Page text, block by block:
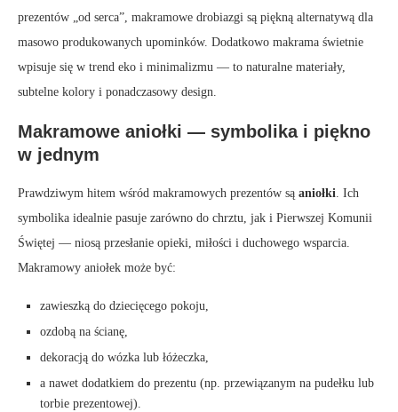
prezentów „od serca”, makramowe drobiazgi są piękną alternatywą dla
masowo produkowanych upominków. Dodatkowo makrama świetnie
wpisuje się w trend eko i minimalizmu — to naturalne materiały,
subtelne kolory i ponadczasowy design.
Makramowe aniołki — symbolika i piękno
w jednym
Prawdziwym hitem wśród makramowych prezentów są aniołki. Ich
symbolika idealnie pasuje zarówno do chrztu, jak i Pierwszej Komunii
Świętej — niosą przesłanie opieki, miłości i duchowego wsparcia.
Makramowy aniołek może być:
zawieszką do dziecięcego pokoju,
ozdobą na ścianę,
dekoracją do wózka lub łóżeczka,
a nawet dodatkiem do prezentu (np. przewiązanym na pudełku lub
torbie prezentowej).